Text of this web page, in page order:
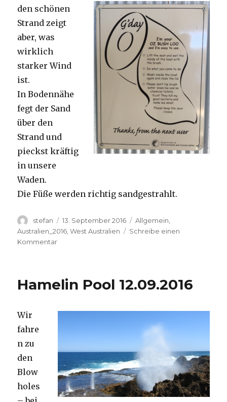
den schönen
Strand zeigt
aber, was
wirklich
starker Wind
ist.
In Bodennähe
fegt der Sand
über den
Strand und
pieckst kräftig
in unsere
Waden.
Die Füße werden richtig sandgestrahlt.
Autor
stefan
Veröffentlicht
am
13. September 2016 Kategorien
Allgemein
Australien_2016 ,West Australien
Schreibe einen
Kommentarzu
Hamelin Pool 12.09.2016
Wir
fahre
n zu
den
Blow
holes